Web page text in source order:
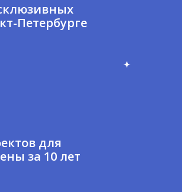
Петербурге
для
за 10 лет